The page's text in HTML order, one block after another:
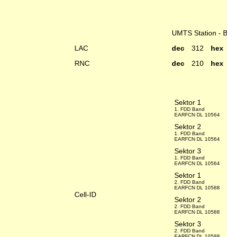
UMTS Station -
LAC
dec 312
RNC
dec 210
Cell-ID
Sektor 1
1. FDD Band
EARFCN DL 10564
Sektor 2
1. FDD Band
EARFCN DL 10564
Sektor 3
1. FDD Band
EARFCN DL 10564
Sektor 1
2. FDD Band
EARFCN DL 10588
Sektor 2
2. FDD Band
EARFCN DL 10588
Sektor 3
2. FDD Band